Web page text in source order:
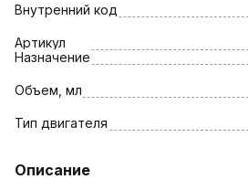
Внутренний код
Артикул
Назначение
Объем, мл
Тип двигателя
Описание